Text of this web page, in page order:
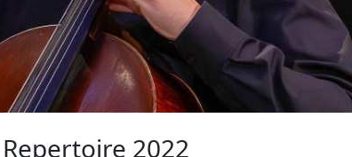
Repertoire 2022